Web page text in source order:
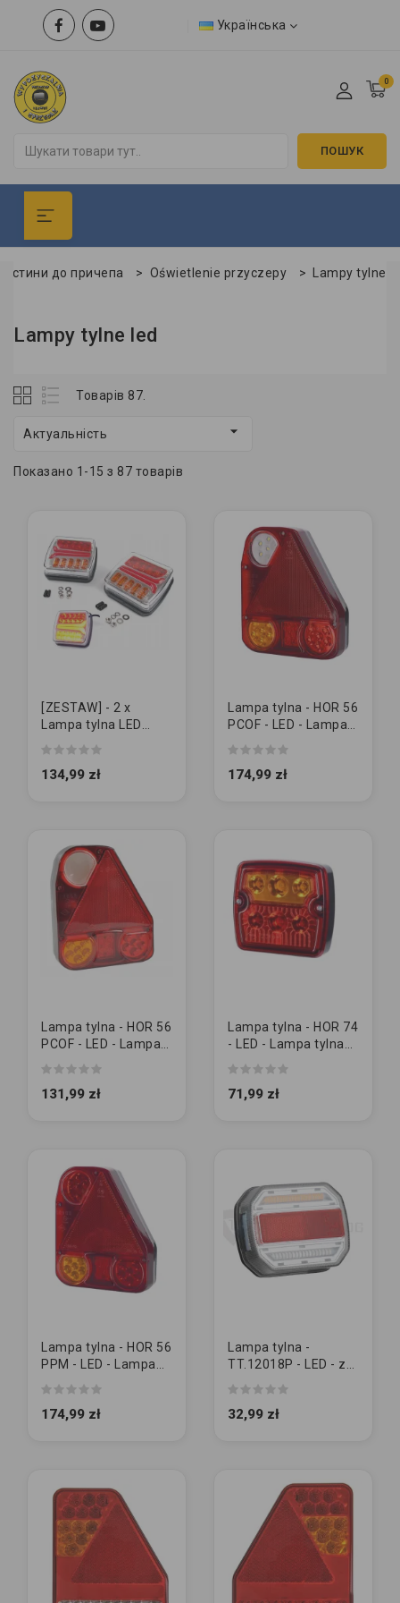
Українська
0
ПОШУК
до причепа > Oświetlenie przyczepy > Lampy tylne
Lampy tylne led
Товарів 87.
Актуальність 
Показано 1-15 з 87 товарів
[ZESTAW] - 2 x
Lampa tylna LED
134,99 zł
Lampa tylna - HOR 56
PCOF - LED - Lampa
(wersja diodowa III)...
174,99 zł
Lampa tylna - HOR 56
PCOF - LED - Lampa
(wersja diodowa II)...
131,99 zł
Lampa tylna - HOR 74
- LED - Lampa tylna
oświelenia tablicy...
71,99 zł
Lampa tylna - HOR 56
PPM - LED - Lampa
(wersja diodowa III)...
174,99 zł
Lampa tylna -
TT.12018P - LED - z
kierunkowskazem
12-24V | PRAWA
32,99 zł